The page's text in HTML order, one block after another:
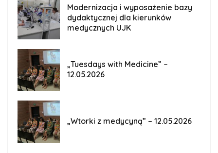
Modernizacja i wyposażenie bazy
dydaktycznej dla kierunków
medycznych UJK
„Tuesdays with Medicine” –
12.05.2026
„Wtorki z medycyną” – 12.05.2026